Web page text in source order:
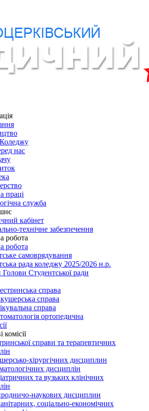
Коледжу
нас
праці
служба
кабінет
технічне забезпечення
робота
робота
самоврядування
рада коледжу 2025/2026 н.р.
Студентської ради
справа
справа
справа
ортопедична
справи та терапевтичних
хірургічних дисциплин
дисциплін
та вузьких клінічних
наукових дисциплин
соціально-економічних